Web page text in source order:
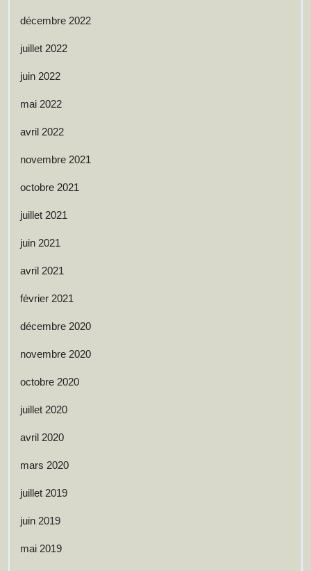
décembre 2022
juillet 2022
juin 2022
mai 2022
avril 2022
novembre 2021
octobre 2021
juillet 2021
juin 2021
avril 2021
février 2021
décembre 2020
novembre 2020
octobre 2020
juillet 2020
avril 2020
mars 2020
juillet 2019
juin 2019
mai 2019